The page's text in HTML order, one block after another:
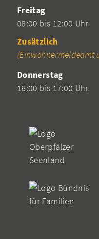
Freitag
08:00 bis 12:00 Uhr
Zusätzlich
(Einwohnermeldeamt
Donnerstag
16:00 bis 17:00 Uhr